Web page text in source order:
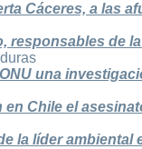
Cáceres, a las
responsables de
una
Chile el
la líder ambiental